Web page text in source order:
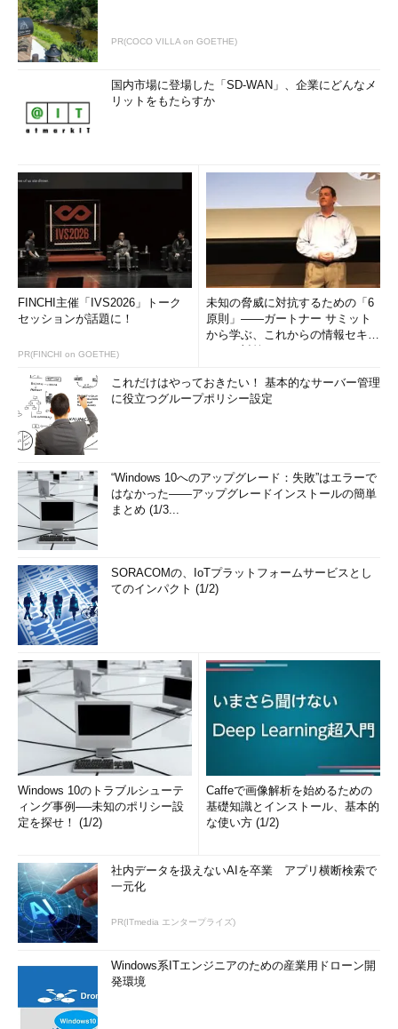
PR(COCO VILLA on GOETHE)
国内市場に登場した「SD-WAN」、企業にどんなメ
リットをもたらすか
FINCHI主催「IVS2026」トーク
セッションが話題に！
PR(FINCHI on GOETHE)
未知の脅威に対抗するための「6
原則」――ガートナー サミット
から学ぶ、これからの情報セキュ
これだけはやっておきたい！ 基本的なサーバー管理
に役立つグループポリシー設定
“Windows 10へのアップグレード：失敗”はエラーで
はなかった――アップグレードインストールの簡単
まとめ (1/3...
SORACOMの、IoTプラットフォームサービスとし
てのインパクト (1/2)
Windows 10のトラブルシューテ
ィング事例──未知のポリシー設
定を探せ！ (1/2)
Caffeで画像解析を始めるための
基礎知識とインストール、基本的
な使い方 (1/2)
社内データを扱えないAIを卒業 アプリ横断検索で
一元化
PR(ITmedia エンタープライズ)
Windows系ITエンジニアのための産業用ドローン開
発環境